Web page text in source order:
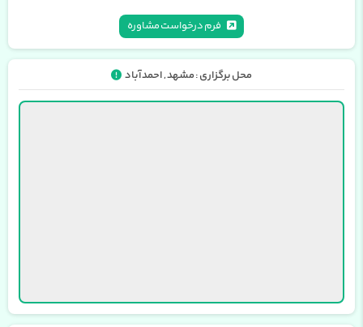
فرم درخواست مشاوره
محل برگزاری : مشهد , احمدآباد